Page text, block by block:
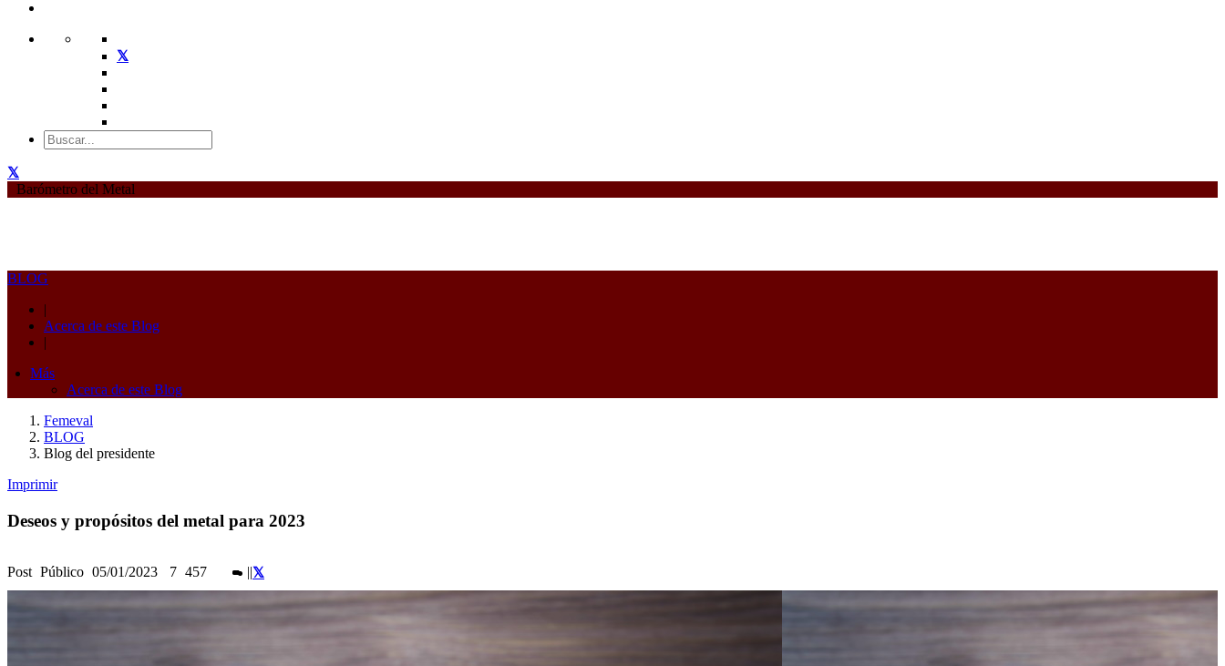
Barómetro del Metal
BLOG
|
Acerca de este Blog
|
Más
Acerca de este Blog
Femeval
BLOG
Blog del presidente
Imprimir
Deseos y propósitos del metal para 2023
Post Público 05/01/2023 7 457 ||